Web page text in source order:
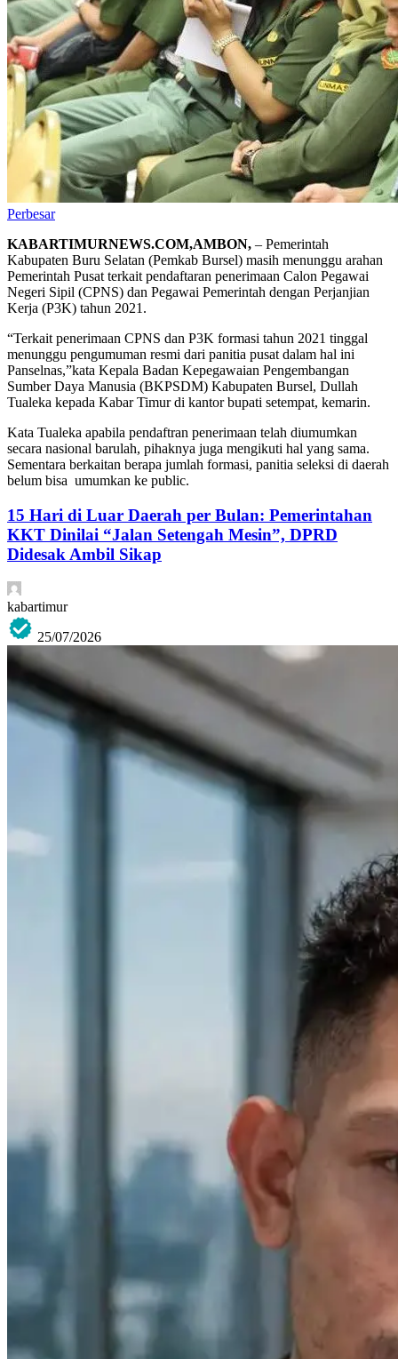
Perbesar
KABARTIMURNEWS.COM,AMBON, – Pemerintah
Kabupaten Buru Selatan (Pemkab Bursel) masih menunggu arahan
Pemerintah Pusat terkait pendaftaran penerimaan Calon Pegawai
Negeri Sipil (CPNS) dan Pegawai Pemerintah dengan Perjanjian
Kerja (P3K) tahun 2021.
“Terkait penerimaan CPNS dan P3K formasi tahun 2021 tinggal
menunggu pengumuman resmi dari panitia pusat dalam hal ini
Panselnas,”kata Kepala Badan Kepegawaian Pengembangan
Sumber Daya Manusia (BKPSDM) Kabupaten Bursel, Dullah
Tualeka kepada Kabar Timur di kantor bupati setempat, kemarin.
Kata Tualeka apabila pendaftran penerimaan telah diumumkan
secara nasional barulah, pihaknya juga mengikuti hal yang sama.
Sementara berkaitan berapa jumlah formasi, panitia seleksi di daerah
belum bisa umumkan ke public.
15 Hari di Luar Daerah per Bulan: Pemerintahan
KKT Dinilai “Jalan Setengah Mesin”, DPRD
Didesak Ambil Sikap
kabartimur
25/07/2026